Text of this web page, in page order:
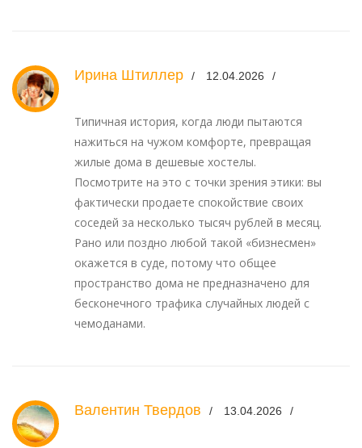
Ирина Штиллер 12.04.2026
Типичная история, когда люди пытаются
нажиться на чужом комфорте, превращая
жилые дома в дешевые хостелы.
Посмотрите на это с точки зрения этики: вы
фактически продаете спокойствие своих
соседей за несколько тысяч рублей в месяц.
Рано или поздно любой такой «бизнесмен»
окажется в суде, потому что общее
пространство дома не предназначено для
бесконечного трафика случайных людей с
чемоданами.
Валентин Твердов 13.04.2026